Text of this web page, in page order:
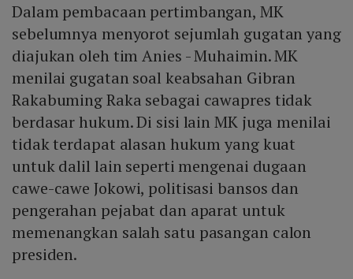
Dalam pembacaan pertimbangan, MK
sebelumnya menyorot sejumlah gugatan yang
diajukan oleh tim Anies - Muhaimin. MK
menilai gugatan soal keabsahan Gibran
Rakabuming Raka sebagai cawapres tidak
berdasar hukum. Di sisi lain MK juga menilai
tidak terdapat alasan hukum yang kuat
untuk dalil lain seperti mengenai dugaan
cawe-cawe Jokowi, politisasi bansos dan
pengerahan pejabat dan aparat untuk
memenangkan salah satu pasangan calon
presiden.